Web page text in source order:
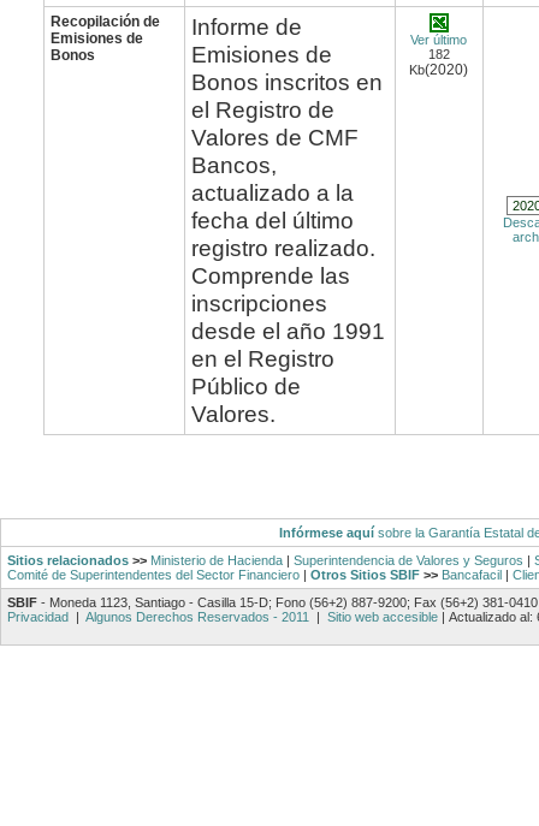
Recopilación de
Emisiones de
Bonos
Informe de
Emisiones de
Bonos inscritos en
el Registro de
Valores de CMF
Bancos,
actualizado a la
fecha del último
registro realizado.
Comprende las
inscripciones
desde el año 1991
en el Registro
Público de
Valores.
Ver último
182
Kb(2020)
Infórmese aquísobre la Garantía Estatal
Sitios relacionados >> Ministerio de Hacienda | Superintendencia de Valores y Seguros |
Comité de Superintendentes del Sector Financiero | Otros Sitios SBIF >> Bancafacil |
SBIF - Moneda 1123, Santiago - Casilla 15-D; Fono (56+2) 887-9200; Fax (56+2) 381-0410
Privacidad | Algunos Derechos Reservados - 2011 | Sitio web accesible | Actualizado al: